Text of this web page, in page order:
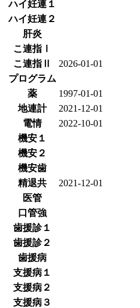
ハイ妊連１
ハイ妊連２
肝炎
こ連指Ⅰ
こ連指Ⅱ
2026-01-01
プログラム
薬
1997-01-01
地連計
2021-12-01
電情
2022-10-01
機安１
機安２
機安歯
精退共
2021-12-01
医管
口管強
歯援診１
歯援診２
歯援病
支援病１
支援病２
支援病３